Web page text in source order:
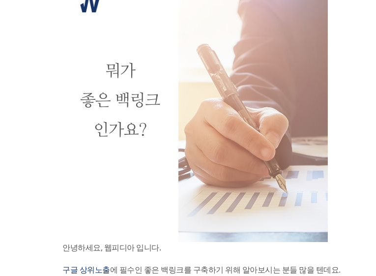
안녕하세요, 웹피디아 입니다.
구글 상위노출에 필수인 좋은 백링크를 구축하기 위해 알아보시는 분들 많을 텐데요.